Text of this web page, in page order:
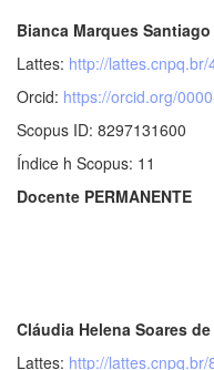
Bianca Marques Santiago
Lattes: http://
Orcid: https://orcid.org/
Scopus ID: 8297131600
Índice h Scopus: 11
Docente PERMANENTE
Cláudia Helena Soares
Lattes: http://